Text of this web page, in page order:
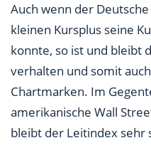
Auch wenn der
kleinen Kursplus seine
konnte, so ist und bleibt
verhalten und somit
Chartmarken. Im
amerikanische Wall
bleibt der Leitindex sehr